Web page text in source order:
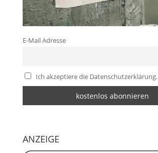
E-Mail Adresse
Ich akzeptiere die Datenschutzerklärung.
ANZEIGE